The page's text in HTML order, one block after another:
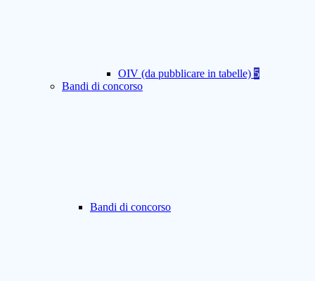
OIV (da pubblicare in tabelle) 5
Bandi di concorso
Bandi di concorso